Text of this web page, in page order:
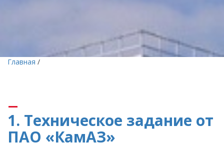
Главная /
1. Техническое задание от
ПАО «КамАЗ»